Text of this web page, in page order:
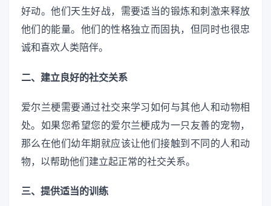
好动。他们天生好战，需要适当的锻炼和刺激来释放
他们的能量。他们的性格独立而固执，但同时也很忠
诚和喜欢人类陪伴。
二、建立良好的社交关系
爱尔兰梗需要通过社交来学习如何与其他人和动物相
处。如果您希望您的爱尔兰梗成为一只友善的宠物，
那么在他们幼年期就应该让他们接触到不同的人和动
物，以帮助他们建立起正常的社交关系。
三、提供适当的训练